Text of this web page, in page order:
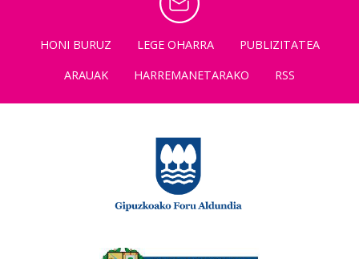
HONI BURUZ LEGE OHARRA
PUBLIZITATEA
ARAUAK
HARREMANETARAKO RSS